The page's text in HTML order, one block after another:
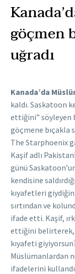
göçmen
uğradı
Kanada’da
kaldı. Saskatoon
ettiğini” söyleyen
göçmene bıçakla
The Starphoenix
Kaşif adlı
günü
kendisine
kıyafetleri
sırtından ve
ifade etti. Kaşif,
ettiğini belirterek,
kıyafeti
Müslümanlardan
ifadelerini